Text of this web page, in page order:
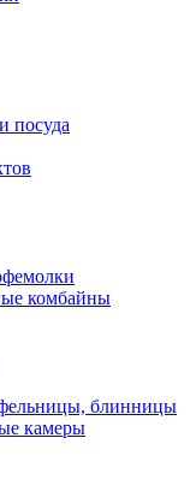
посуда
комбайны
блинницы
камеры